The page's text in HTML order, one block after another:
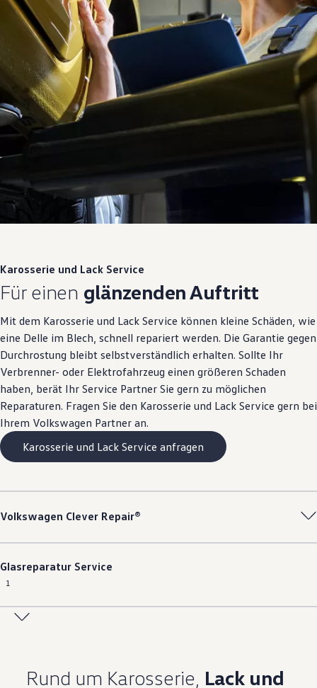
Karosserie und Lack Service
Für einen glänzenden Auftritt
Mit dem Karosserie und Lack Service können kleine Schäden, wie
eine Delle im Blech, schnell repariert werden. Die Garantie gegen
Durchrostung bleibt selbstverständlich erhalten. Sollte Ihr
Verbrenner- oder Elektrofahrzeug einen größeren Schaden
haben, berät Ihr Service Partner Sie gern zu möglichen
Reparaturen. Fragen Sie den Karosserie und Lack Service gern bei
Ihrem Volkswagen Partner an.
Karosserie und Lack Service anfragen
Volkswagen Clever Repair®
Glasreparatur Service
1
Rund um Karosserie, Lack und